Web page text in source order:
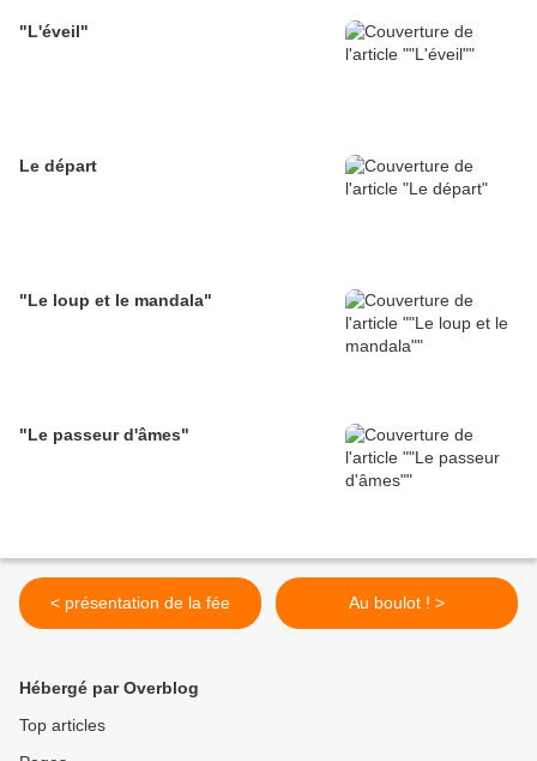
"L'éveil"
Le départ
"Le loup et le mandala"
"Le passeur d'âmes"
< présentation de la fée Au boulot ! >
Hébergé par Overblog
Top articles